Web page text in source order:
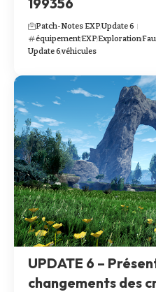
Patch-Notes EXPUpdate 6
équipementEXPExploration
Update 6véhicules
UPDATE 6 –
changements des